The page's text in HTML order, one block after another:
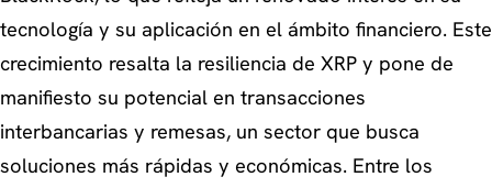
tecnología y su aplicación en el ámbito financiero. Este
crecimiento resalta la resiliencia de XRP y pone de
manifiesto su potencial en transacciones
interbancarias y remesas, un sector que busca
soluciones más rápidas y económicas. Entre los